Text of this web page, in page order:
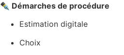
✒️ Démarches de procédure
Estimation digitale
Choix